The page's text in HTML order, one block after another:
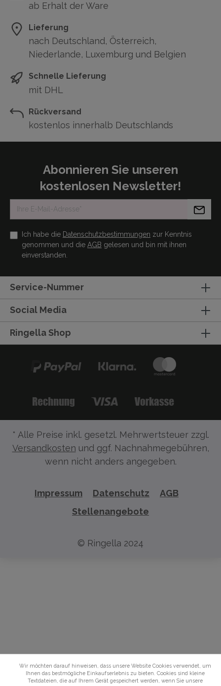
ab Erhalt der Ware
Lieferung
nach Deutschland, Österreich,
Niederlande, Luxemburg und Belgien
Schnelle Lieferung
mit DHL
Rückversand
kostenlos innerhalb Deutschlands
Abonnieren Sie unseren
kostenlosen Newsletter!
Ich habe die Datenschutzbestimmungen zur Kenntnis
genommen und die AGB gelesen und bin mit ihnen
einverstanden.
Service-Nummer
Social Media
Ringella Shop
* Alle Preise inkl. gesetzl. Mehrwertsteuer zzgl.
Versandkosten und ggf. Nachnahmegebühren,
wenn nicht anders angegeben.
Impressum Datenschutz
AGB
Stellenangebote
© Ringella 2024
Wir möchten darauf hinweisen, dass unsere Website Cookies verwendet, um
Ihnen das bestmögliche Einkaufserlebnis zu bieten. Cookies sind kleine
Textdateien, die auf Ihrem Gerät gespeichert werden, wenn Sie unsere